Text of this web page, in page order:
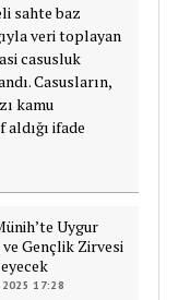
sahte baz
veri toplayan
casusluk
Casusların,
kamu
ifade
Uygur
Gençlik Zirvesi
2025 17:28